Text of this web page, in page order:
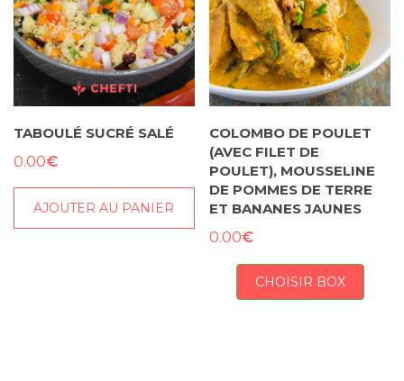
TABOULÉ SUCRÉ SALÉ
0.00€
AJOUTER AU PANIER
COLOMBO DE POULET
(AVEC FILET DE
POULET), MOUSSELINE
DE POMMES DE TERRE
ET BANANES JAUNES
0.00€
CHOISIR BOX